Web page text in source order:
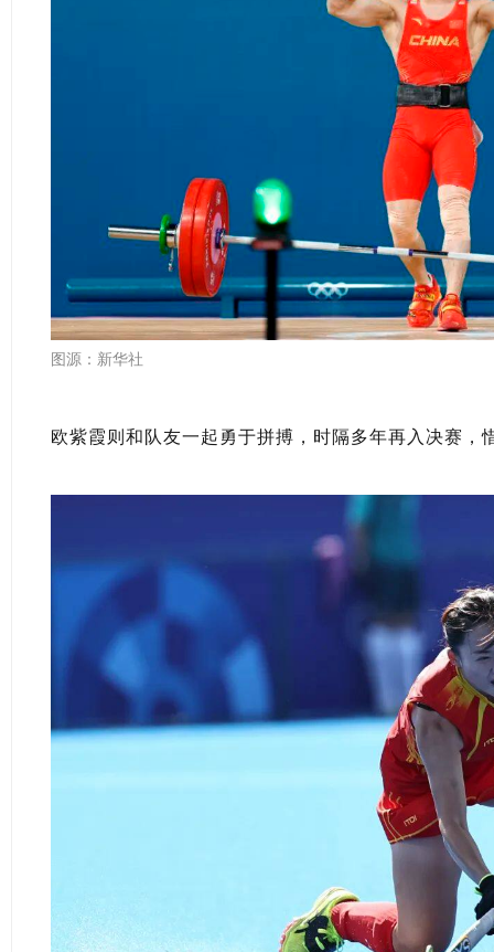
图源：新华社
欧紫霞则和队友一起勇于拼搏，时隔多年再入决赛，